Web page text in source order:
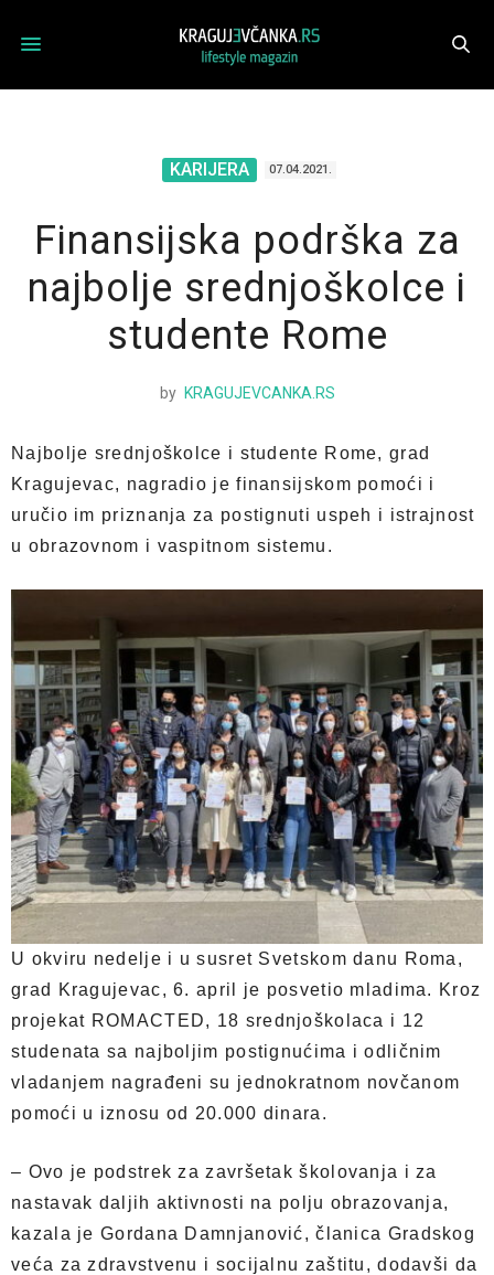
KARIJERA 07.04.2021.
Finansijska podrška za
najbolje srednjoškolce i
studente Rome
by KRAGUJEVCANKA.RS
Najbolje srednjoškolce i studente Rome, grad
Kragujevac, nagradio je finansijskom pomoći i
uručio im priznanja za postignuti uspeh i istrajnost
u obrazovnom i vaspitnom sistemu.
U okviru nedelje i u susret Svetskom danu Roma,
grad Kragujevac, 6. april je posvetio mladima. Kroz
projekat ROMACTED, 18 srednjoškolaca i 12
studenata sa najboljim postignućima i odličnim
vladanjem nagrađeni su jednokratnom novčanom
pomoći u iznosu od 20.000 dinara.
– Ovo je podstrek za završetak školovanja i za
nastavak daljih aktivnosti na polju obrazovanja,
kazala je Gordana Damnjanović, članica Gradskog
veća za zdravstvenu i socijalnu zaštitu, dodavši da